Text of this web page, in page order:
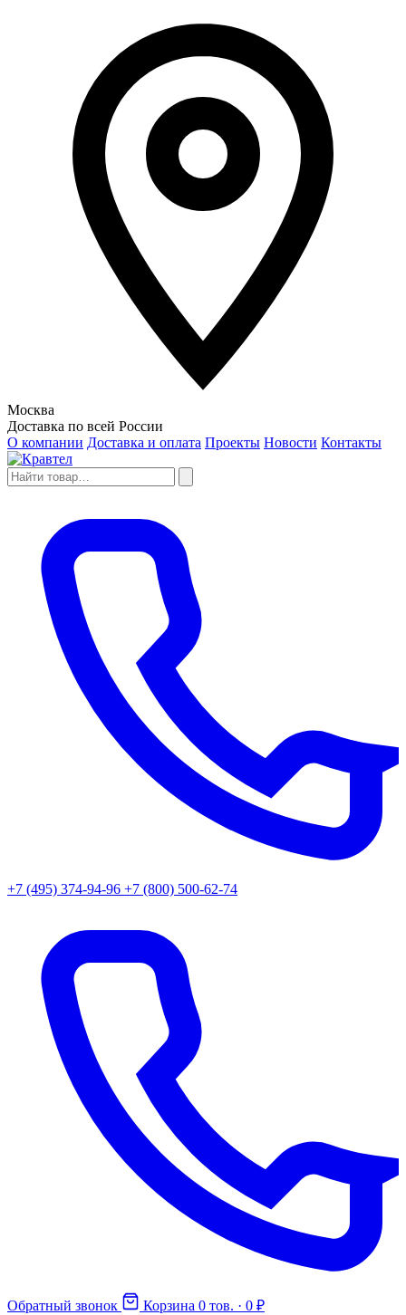
Москва
Доставка по всей России
О компании Доставка и оплата Проекты Новости Контакты
+7 (495) 374-94-96 +7 (800) 500-62-74
Обратный звонок Корзина 0 тов. · 0 ₽